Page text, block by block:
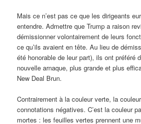
Mais ce n’est pas ce que les dirigeants
entendre. Admettre que Trump a raison
démissionner volontairement de leurs
ce qu’ils avaient en tête. Au lieu de
été honorable de leur part), ils ont préféré
nouvelle arnaque, plus grande et plus
New Deal Brun.
Contrairement à la couleur verte, la
connotations négatives. C’est la couleur
mortes : les feuilles vertes prennent une